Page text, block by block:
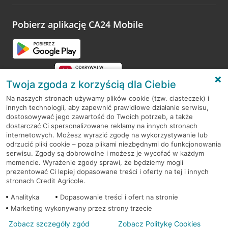
opinie.
Pobierz aplikację CA24 Mobile
RODO
Regulamin serwisu
Mapa serwisu
PolitykaCookies
© 2026 Credit Agricole Bank Polska S.A. Wszelkie prawa zastrzeżone
Twoja zgoda z korzyścią dla Ciebie
Na naszych stronach używamy plików cookie (tzw. ciasteczek) i
innych technologii, aby zapewnić prawidłowe działanie serwisu,
dostosowywać jego zawartość do Twoich potrzeb, a także
dostarczać Ci spersonalizowane reklamy na innych stronach
internetowych. Możesz wyrazić zgodę na wykorzystywanie lub
odrzucić pliki cookie – poza plikami niezbędnymi do funkcjonowania
serwisu. Zgody są dobrowolne i możesz je wycofać w każdym
momencie. Wyrażenie zgody sprawi, że będziemy mogli
prezentować Ci lepiej dopasowane treści i oferty na tej i innych
stronach Credit Agricole.
Analityka
Dopasowanie treści i ofert na stronie
Marketing wykonywany przez strony trzecie
Zobacz szczegóły zgód Zobacz Politykę Cookies